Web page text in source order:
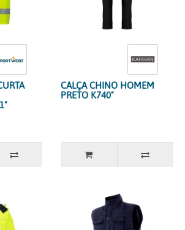
CALÇA CHINO HOMEM
PRETO K740"